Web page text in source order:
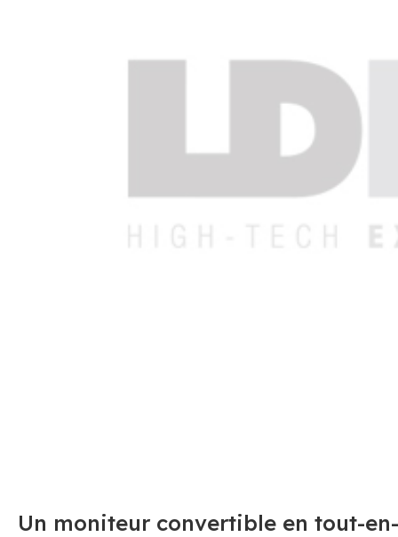
Un moniteur convertible en tout-